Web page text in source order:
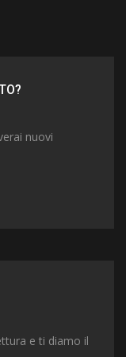
nuovi
e ti diamo il